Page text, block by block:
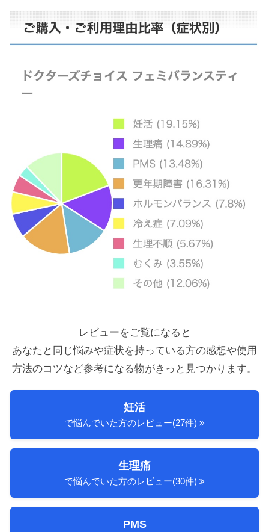
レビューをご覧になると
あなたと同じ悩みや症状を持っている方の感想や使用
方法のコツなど参考になる物がきっと見つかります。
妊活
で悩んでいた方のレビュー(27件)
生理痛
で悩んでいた方のレビュー(30件)
PMS